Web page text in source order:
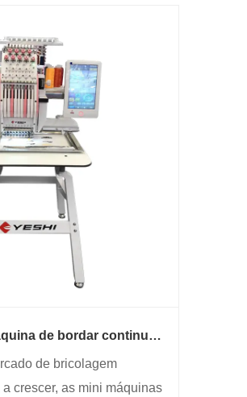
de bordar continua
de bricolagem
crescer, as mini máquinas